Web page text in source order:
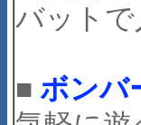
バット
■ ボンバ